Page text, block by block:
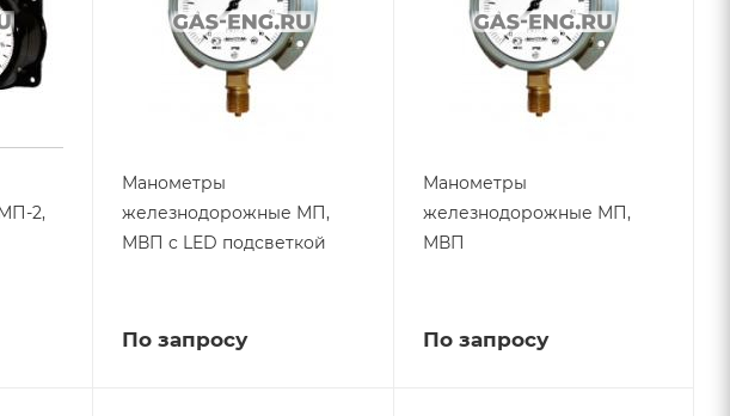
2,
Манометры
железнодорожные МП,
МВП c LED подсветкой
По запросу
Манометры
железнодорожные МП,
МВП
По запросу